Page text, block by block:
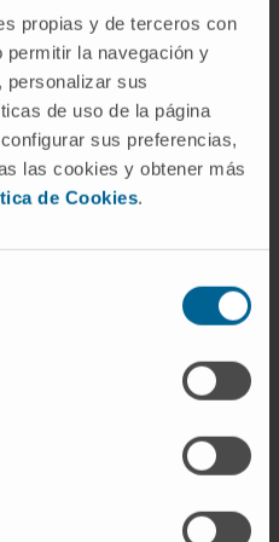
propias y de terceros con
permitir la navegación y
personalizar sus
de uso de la página
sus preferencias,
las cookies y obtener más
de Cookies.
a múltiples
a un interés
de nuevas terapias
estrategias para
de la resistencia a los
algunas especies
que pueden tener
thermophilus se
fermentados.